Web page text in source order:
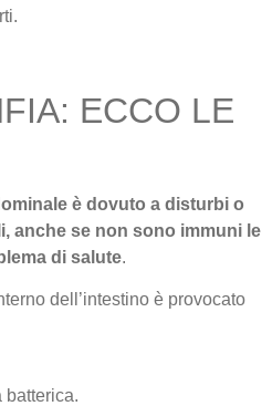
ECCO LE
è dovuto a disturbi o
anche se non sono immuni le
di salute.
dell’intestino è provocato
batterica.